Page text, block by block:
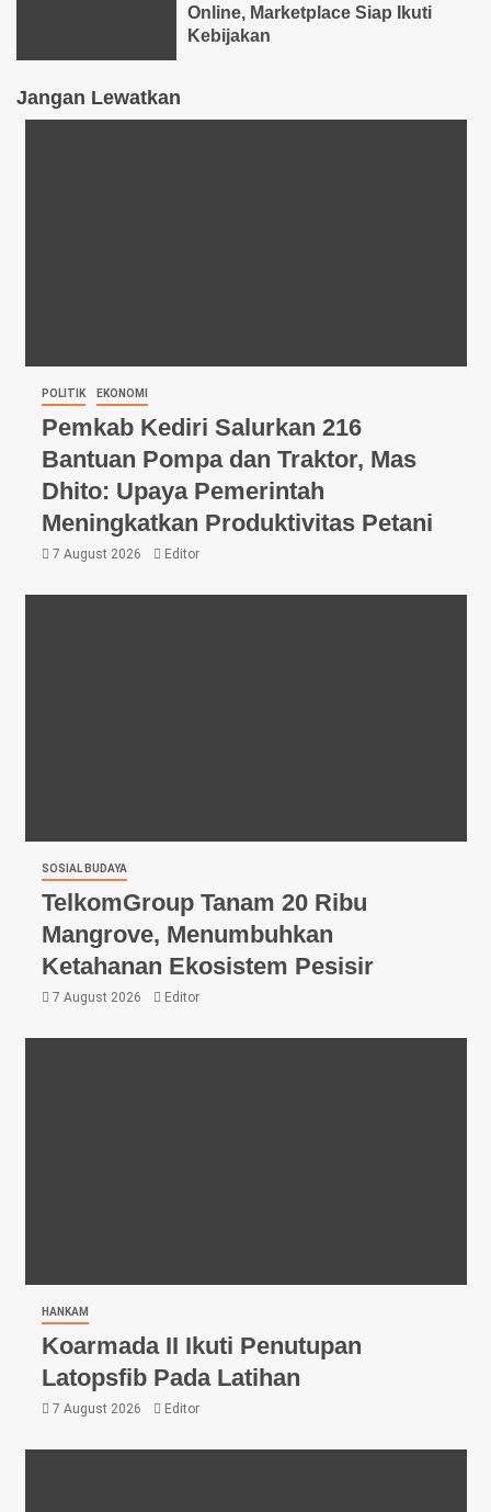
Online, Marketplace Siap Ikuti
Kebijakan
Jangan Lewatkan
POLITIK EKONOMI
Pemkab Kediri Salurkan 216
Bantuan Pompa dan Traktor, Mas
Dhito: Upaya Pemerintah
Meningkatkan Produktivitas Petani
7 August 2026 Editor
SOSIAL BUDAYA
TelkomGroup Tanam 20 Ribu
Mangrove, Menumbuhkan
Ketahanan Ekosistem Pesisir
7 August 2026 Editor
HANKAM
Koarmada II Ikuti Penutupan
Latopsfib Pada Latihan
7 August 2026 Editor